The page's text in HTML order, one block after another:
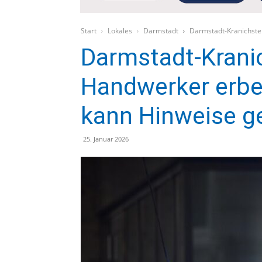
Start Lokales Darmstadt Darmstadt-
Darmstadt-
Handwerker
kann Hinweise
25. Januar 2026